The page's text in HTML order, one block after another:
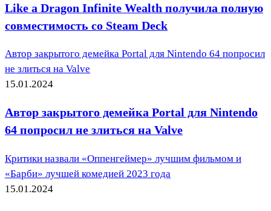
Like a Dragon Infinite Wealth получила полную
совместимость со Steam Deck
Автор закрытого демейка Portal для Nintendo 64 попросил
не злиться на Valve
15.01.2024
Автор закрытого демейка Portal для Nintendo
64 попросил не злиться на Valve
Критики назвали «Оппенгеймер» лучшим фильмом и
«Барби» лучшей комедией 2023 года
15.01.2024